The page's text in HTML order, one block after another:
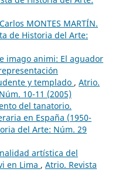
MONTES MARTÍN.
de Historia del Arte:
imago animi: El aguador
y templado , Atrio.
10-11 (2005)
del tanatorio.
en España (1950-
del Arte: Núm. 29
artística del
en Lima , Atrio. Revista